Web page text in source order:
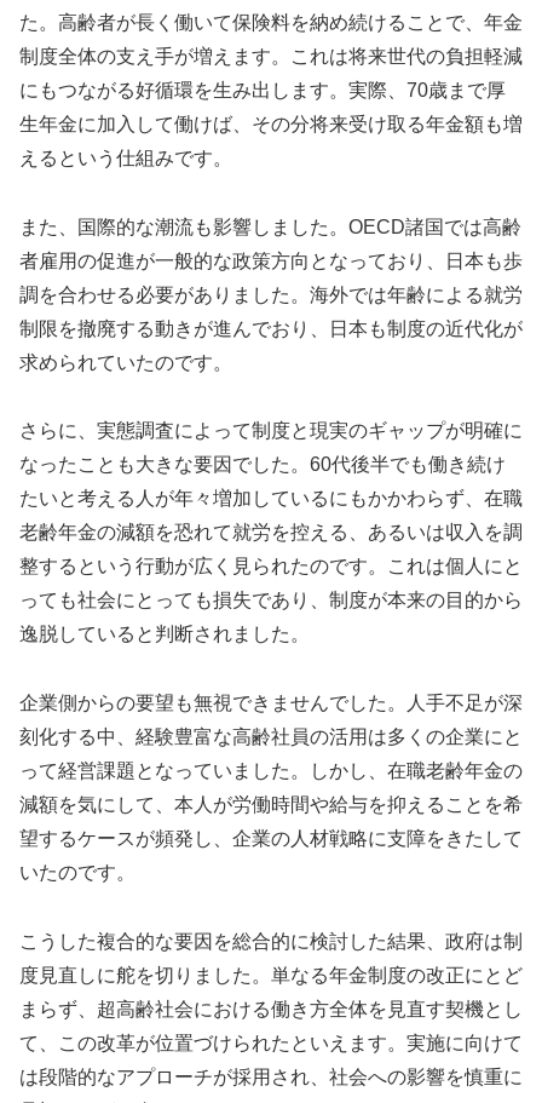
た。高齢者が長く働いて保険料を納め続けることで、年金
制度全体の支え手が増えます。これは将来世代の負担軽減
にもつながる好循環を生み出します。実際、70歳まで厚
生年金に加入して働けば、その分将来受け取る年金額も増
えるという仕組みです。
また、国際的な潮流も影響しました。OECD諸国では高齢
者雇用の促進が一般的な政策方向となっており、日本も歩
調を合わせる必要がありました。海外では年齢による就労
制限を撤廃する動きが進んでおり、日本も制度の近代化が
求められていたのです。
さらに、実態調査によって制度と現実のギャップが明確に
なったことも大きな要因でした。60代後半でも働き続け
たいと考える人が年々増加しているにもかかわらず、在職
老齢年金の減額を恐れて就労を控える、あるいは収入を調
整するという行動が広く見られたのです。これは個人にと
っても社会にとっても損失であり、制度が本来の目的から
逸脱していると判断されました。
企業側からの要望も無視できませんでした。人手不足が深
刻化する中、経験豊富な高齢社員の活用は多くの企業にと
って経営課題となっていました。しかし、在職老齢年金の
減額を気にして、本人が労働時間や給与を抑えることを希
望するケースが頻発し、企業の人材戦略に支障をきたして
いたのです。
こうした複合的な要因を総合的に検討した結果、政府は制
度見直しに舵を切りました。単なる年金制度の改正にとど
まらず、超高齢社会における働き方全体を見直す契機とし
て、この改革が位置づけられたといえます。実施に向けて
は段階的なアプローチが採用され、社会への影響を慎重に